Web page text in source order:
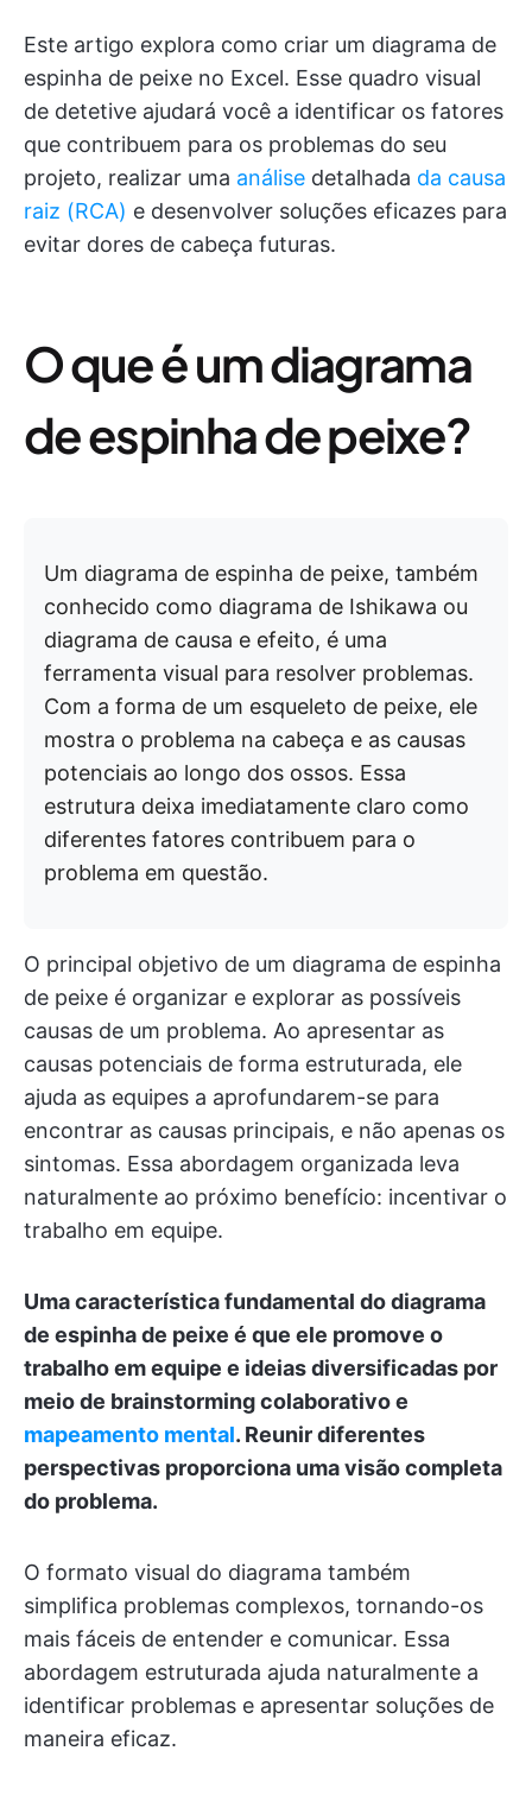
Este artigo explora como criar um diagrama de
espinha de peixe no Excel. Esse quadro visual
de detetive ajudará você a identificar os fatores
que contribuem para os problemas do seu
projeto, realizar uma análise detalhada da causa
raiz (RCA) e desenvolver soluções eficazes para
evitar dores de cabeça futuras.
O que é um diagrama
de espinha de peixe?
Um diagrama de espinha de peixe, também
conhecido como diagrama de Ishikawa ou
diagrama de causa e efeito, é uma
ferramenta visual para resolver problemas.
Com a forma de um esqueleto de peixe, ele
mostra o problema na cabeça e as causas
potenciais ao longo dos ossos. Essa
estrutura deixa imediatamente claro como
diferentes fatores contribuem para o
problema em questão.
O principal objetivo de um diagrama de espinha
de peixe é organizar e explorar as possíveis
causas de um problema. Ao apresentar as
causas potenciais de forma estruturada, ele
ajuda as equipes a aprofundarem-se para
encontrar as causas principais, e não apenas os
sintomas. Essa abordagem organizada leva
naturalmente ao próximo benefício: incentivar o
trabalho em equipe.
Uma característica fundamental do diagrama
de espinha de peixe é que ele promove o
trabalho em equipe e ideias diversificadas por
meio de brainstorming colaborativo e
mapeamento mental. Reunir diferentes
perspectivas proporciona uma visão completa
do problema.
O formato visual do diagrama também
simplifica problemas complexos, tornando-os
mais fáceis de entender e comunicar. Essa
abordagem estruturada ajuda naturalmente a
identificar problemas e apresentar soluções de
maneira eficaz.